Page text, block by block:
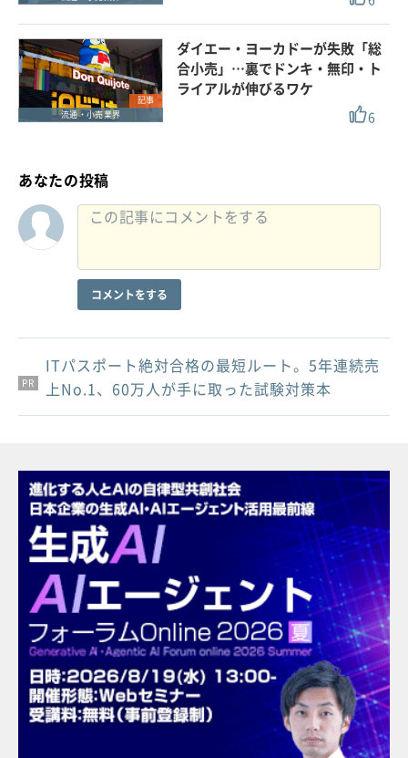
記事
流通・小売業界
ダイエー・ヨーカドーが失敗「総
合小売」…裏でドンキ・無印・ト
ライアルが伸びるワケ
6
あなたの投稿
コメントをする
PR
PR
PR
ITパスポート絶対合格の最短ルート。5年連続売
上No.1、60万人が手に取った試験対策本